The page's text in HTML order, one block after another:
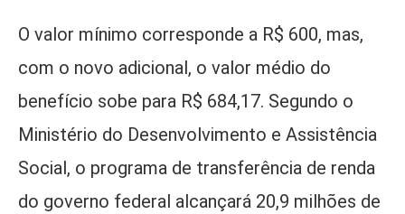
O valor mínimo corresponde a R$ 600, mas,
com o novo adicional, o valor médio do
benefício sobe para R$ 684,17. Segundo o
Ministério do Desenvolvimento e Assistência
Social, o programa de transferência de renda
do governo federal alcançará 20,9 milhões de